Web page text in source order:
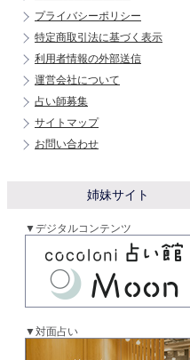
プライバシーポリシー
特定商取引法に基づく表示
利用者情報の外部送信
運営会社について
占い師募集
サイトマップ
お問い合わせ
姉妹サイト
▼デジタルコンテンツ
▼対面占い